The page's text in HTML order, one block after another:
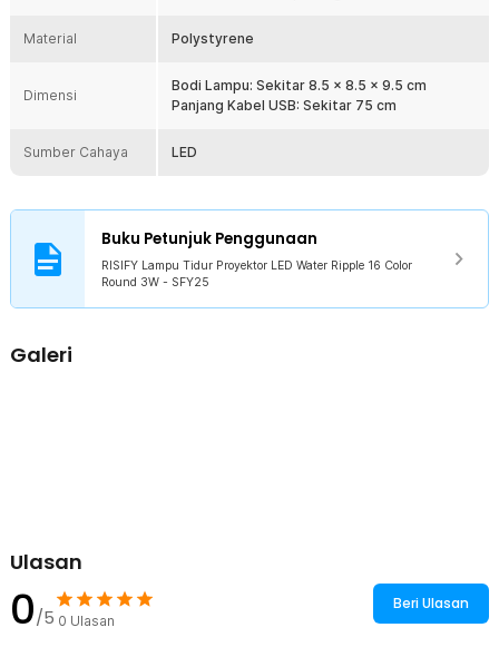
Rincian yang Anda dapatkan untuk pembelian produk ini:
Round 3W - SFY25
Material Polystyrene
Dimensi
Bodi Lampu: Sekitar 8.5 x 8.5 x 9.5 cm
Panjang Kabel USB: Sekitar 75 cm
Sumber Cahaya LED
Buku Petunjuk Penggunaan
RISIFY Lampu Tidur Proyektor LED Water Ripple 16 Color
Round 3W - SFY25
Galeri
Ulasan
0/5 0 Ulasan
Beri Ulasan